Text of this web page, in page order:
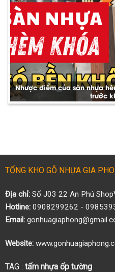
Nhược điểm của sàn nhựa
trước
TỔNG KHO GỖ NHỰA GIA
Địa chỉ:Số J03 22 An Phú
Hotline:0908299262 -
Email:
Website:
TAG : tấm nhựa ốp tường